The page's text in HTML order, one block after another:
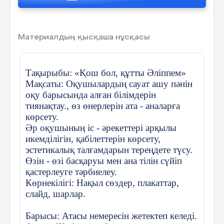
19 слайд
Н ұрмұхамет А руж ан
20 слайд
• ? А ш имова К әусар
Шәкіртім деп қуанып.
Сипадыңда басымнан,
Әліппені ұсындың.
Бақытымның осыдан
Басталғанын түсіндім.
Жүргізуші: Осы біздер қандаймыз?
1-оқушы:Көп оқитын Айсана
2 – оқушы: Өнерліміз Мағжан
3 – оқушы: Біз қызықпыз, қызықпыз.
Сәл еркелеу бұзықпыз. Ерсұлтан
Материалдың қысқаша нұсқасы
Тақырыбы: «Қош бол, құтты Әліппем»
Мақсаты: Оқушылардың сауат ашу пәнін
оқу барысында алған білімдерін
тиянақтау., өз өнерлерін ата - аналарға
көрсету.
Әр оқушының іс - әрекеттері арқылы
икемділігін, қабілеттерін көрсету,
эстетикалық талғамдарын тереңдете түсу.
Өзін - өзі басқаруы мен ана тілін сүйіп
қастерлеуге тәрбиелеу.
Көрнекілігі: Нақыл сөздер, плакаттар,
слайд, шарлар.
Барысы: Атасы немересін жетектеп келеді.